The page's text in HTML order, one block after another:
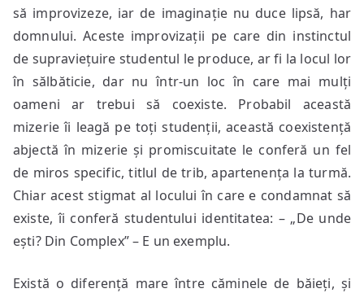
să improvizeze, iar de imaginație nu duce lipsă, har
domnului. Aceste improvizații pe care din instinctul
de supraviețuire studentul le produce, ar fi la locul lor
în sălbăticie, dar nu într-un loc în care mai mulți
oameni ar trebui să coexiste. Probabil această
mizerie îi leagă pe toți studenții, această coexistență
abjectă în mizerie și promiscuitate le conferă un fel
de miros specific, titlul de trib, apartenența la turmă.
Chiar acest stigmat al locului în care e condamnat să
existe, îi conferă studentului identitatea: – „De unde
ești? Din Complex” – E un exemplu.
Există o diferență mare între căminele de băieți, și